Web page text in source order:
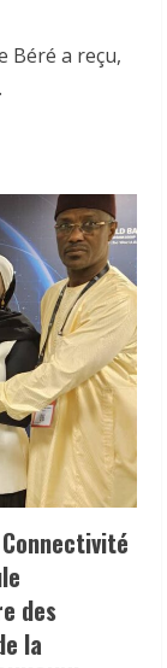
Béré a reçu,
des
la